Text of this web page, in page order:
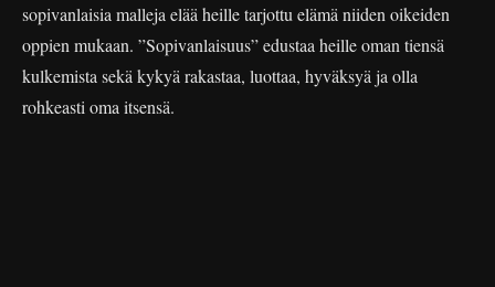
sopivanlaisia malleja elää heille tarjottu elämä niiden oikeiden
oppien mukaan. ”Sopivanlaisuus” edustaa heille oman tiensä
kulkemista sekä kykyä rakastaa, luottaa, hyväksyä ja olla
rohkeasti oma itsensä.